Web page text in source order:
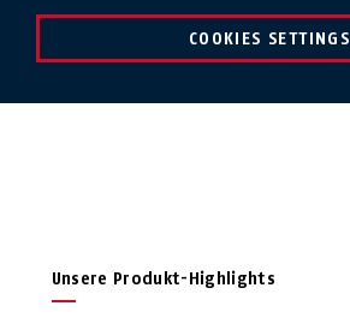
COOKIES SETTINGS
Unsere Produkt-Highlights